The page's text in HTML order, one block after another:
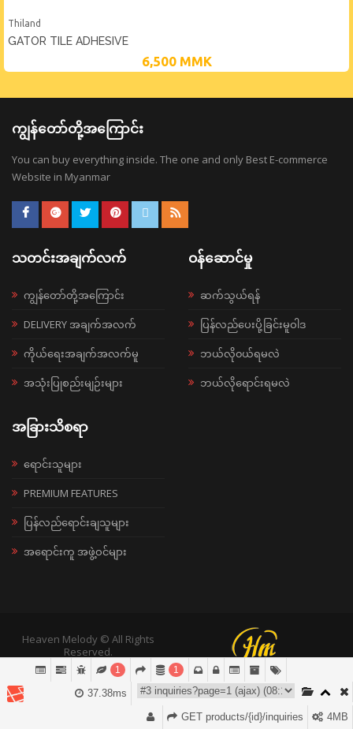
Thiland
GATOR TILE ADHESIVE
6,500 MMK
ကျွန်တော်တို့အကြောင်း
You can buy everything inside. The one and only Best E-commerce
Website in Myanmar
သတင်းအချက်လက်
ကျွန်တော်တို့အကြောင်း
DELIVERY အချက်အလက်
ကိုယ်ရေးအချက်အလက်မူ
အသုံးပြုစည်းမျဉ်းများ
ဝန်ဆောင်မှု
ဆက်သွယ်ရန်
ပြန်လည်ပေးပို့ခြင်းမူဝါဒ
ဘယ်လို၀ယ်ရမလဲ
ဘယ်လိုရောင်းရမလဲ
အခြားသိစရာ
ရောင်းသူများ
PREMIUM FEATURES
ပြန်လည်ရောင်းချသူများ
အရောင်းကူ အဖွဲ့ဝင်များ
Heaven Melody © All Rights
Reserved.
1 1
37.38ms
4MB
GET products/{id}/inquiries